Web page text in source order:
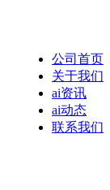
公司首页
关于我们
ai资讯
ai动态
联系我们